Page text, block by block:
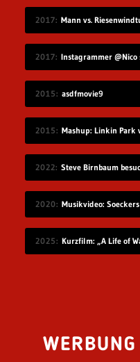
2017 Mann vs.
2017
2015 asdfmovie9
2015 Mashup: Linkin Park
2022
2020 Musikvideo:
2025 Kurzfilm: „A Life of